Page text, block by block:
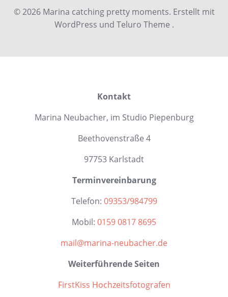
© 2026 Marina catching pretty moments. Erstellt mit
WordPress und Teluro Theme .
Kontakt
Marina Neubacher, im Studio Piepenburg
Beethovenstraße 4
97753 Karlstadt
Terminvereinbarung
Telefon: 09353/984799
Mobil: 0159 0817 8695
mail@marina-neubacher.de
Weiterführende Seiten
FirstKiss Hochzeitsfotografen